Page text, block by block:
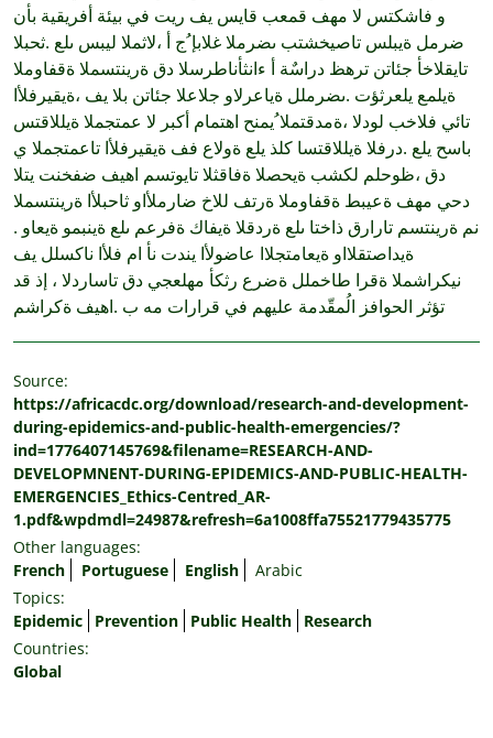
و فاشكتس لا مهف قمعب قايس يف ريت في بيئة أفريقية بأن
ضرمل ةيبلس تاصيخشتب ىضرملا غلابإ ُج أ ،لاثملا ليبس ىلع .ثحبلا
تايقلاخأ جئاتن ترهظ دراسٌة أ ءانثأناطرسلا دق ةرينتسملا ةقفاوملا
ةيلمع يلعرثؤت .ىضرملل ةياعرلاو جلاعلا جئاتن بلا يف ،ةيقيرفلأا
تائي فلاخب لودلا ،ةمدقتملا ُيمنح اهتمام أكبر لا عمتجملا ةيللاقتس
باسح يلع .درفلا ةيللاقتسا كلذ يلع ةولاع فف ةيقيرفلأا تاعمتجملا ي
دق ،ظوحلم لكشب ةيحصلا ةفاقثلا تايوتسم اهيف ضفخنت يتلا
دحي مهف ةعيبط ةقفاوملا ةرتف للاخ ضارملأاو ثاحبلأا ةرينتسملا
نم ةرينتسم تارارق ذاختا ىلع ةردقلا ةيفاك ةفرعم ىلع ةينبمو ةيعاو .
ةيداصتقلااو ةيعامتجلاا عاضولأا يندت نأ ام فلأا ناكسلل يف
نيكراشملا ةقرا طاخملل ةضرع رثكأ مهلعجي دق تاساردلا ، إذ قد
تؤثر الحوافز الُمقّدمة عليهم في قرارات مه ب .اهيف ةكراشم
Source:
https://africacdc.org/download/research-and-development-
during-epidemics-and-public-health-emergencies/?
ind=1776407145769&filename=RESEARCH-AND-
DEVELOPMNENT-DURING-EPIDEMICS-AND-PUBLIC-HEALTH-
EMERGENCIES_Ethics-Centred_AR-
1.pdf&wpdmdl=24987&refresh=6a1008ffa75521779435775
Other languages:
French
Portuguese English
Arabic
Topics:
Epidemic
Prevention Public Health
Research
Countries:
Global